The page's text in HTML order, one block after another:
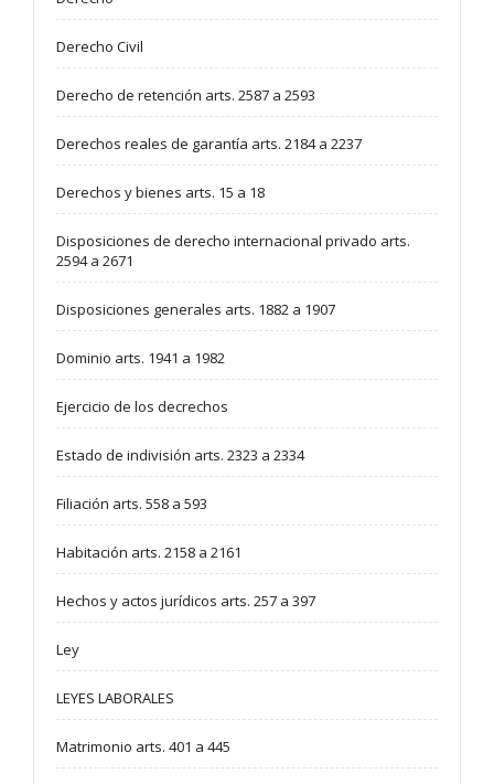
Derecho Civil
Derecho de retención arts. 2587 a 2593
Derechos reales de garantía arts. 2184 a 2237
Derechos y bienes arts. 15 a 18
Disposiciones de derecho internacional privado arts.
2594 a 2671
Disposiciones generales arts. 1882 a 1907
Dominio arts. 1941 a 1982
Ejercicio de los decrechos
Estado de indivisión arts. 2323 a 2334
Filiación arts. 558 a 593
Habitación arts. 2158 a 2161
Hechos y actos jurídicos arts. 257 a 397
Ley
LEYES LABORALES
Matrimonio arts. 401 a 445